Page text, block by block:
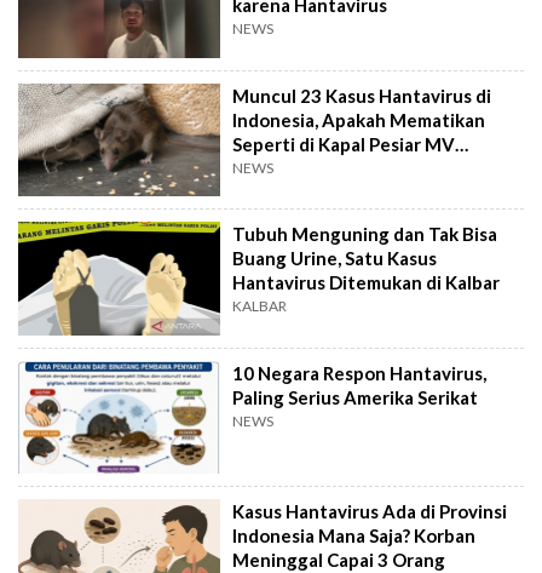
karena Hantavirus
NEWS
Muncul 23 Kasus Hantavirus di
Indonesia, Apakah Mematikan
Seperti di Kapal Pesiar MV
Hondius?
NEWS
Tubuh Menguning dan Tak Bisa
Buang Urine, Satu Kasus
Hantavirus Ditemukan di Kalbar
KALBAR
10 Negara Respon Hantavirus,
Paling Serius Amerika Serikat
NEWS
Kasus Hantavirus Ada di Provinsi
Indonesia Mana Saja? Korban
Meninggal Capai 3 Orang